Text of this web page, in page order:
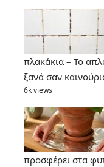
πλακάκια – Το
ξανά σαν
6k views
προσφέρει στα